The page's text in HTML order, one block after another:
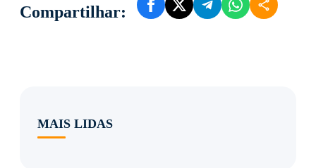
Compartilhar:
MAIS LIDAS